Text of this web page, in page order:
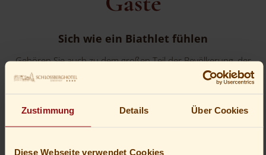
Zustimmung Details Über Cookies
Diese Webseite verwendet Cookies
Sich wie ein Biathlet fühlen
Gehören Sie auch zu dem großen Teil der Bevölkerung, der
Jahr für Jahr mit großem Interesse die Biathlon-Weltcups
verfolgt und sich fragt, wie man so kleine Scheiben aus einer
so großen Distanz treffen kann? Dann sind Sie beim
Biathlonschießen für Gäste in Oberhof genau richtig.